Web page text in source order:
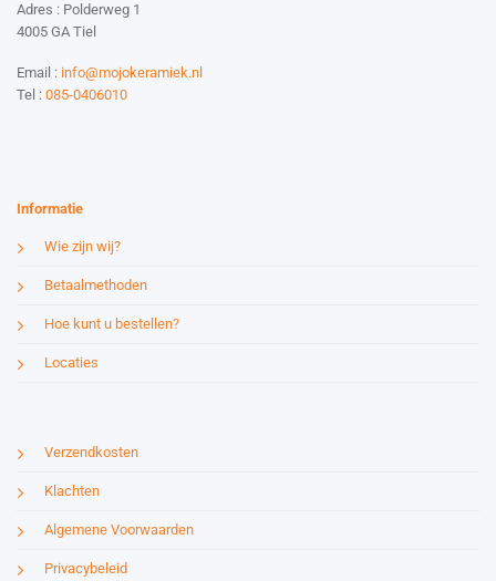
Adres : Polderweg 1
4005 GA Tiel
Email : info@mojokeramiek.nl
Tel : 085-0406010
Informatie
Wie zijn wij?
Betaalmethoden
Hoe kunt u bestellen?
Locaties
Verzendkosten
Klachten
Algemene Voorwaarden
Privacybeleid